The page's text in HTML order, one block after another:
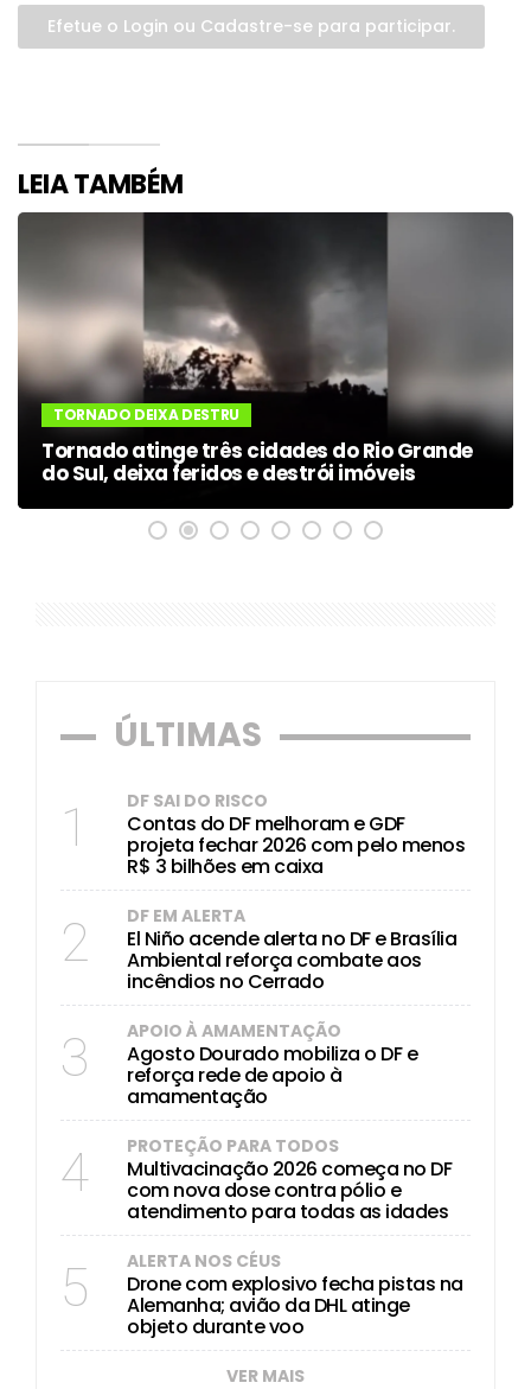
Efetue o Login ou Cadastre-se para participar.
LEIA TAMBÉM
TORNADO DEIXA DESTRU
Tornado atinge três cidades do Rio Grande
do Sul, deixa feridos e destrói imóveis
ÚLTIMAS
1 DF SAI DO RISCO
Contas do DF melhoram e GDF
projeta fechar 2026 com pelo menos
R$ 3 bilhões em caixa
2 DF EM ALERTA
El Niño acende alerta no DF e Brasília
Ambiental reforça combate aos
incêndios no Cerrado
3 APOIO À AMAMENTAÇÃO
Agosto Dourado mobiliza o DF e
reforça rede de apoio à
amamentação
4 PROTEÇÃO PARA TODOS
Multivacinação 2026 começa no DF
com nova dose contra pólio e
atendimento para todas as idades
5 ALERTA NOS CÉUS
Drone com explosivo fecha pistas na
Alemanha; avião da DHL atinge
objeto durante voo
VER MAIS